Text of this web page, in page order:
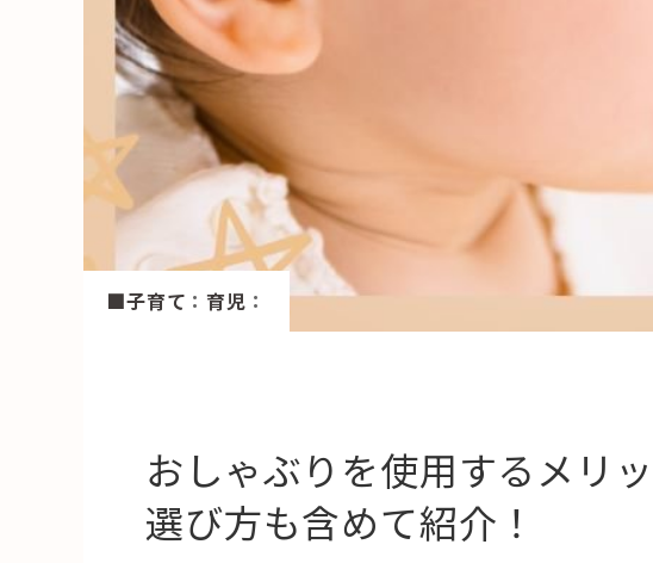
HAREL
「モノ」
fleXe リノベ事例
「ひと」
■子育て ：育児 ：
おしゃぶりを使用するメリ
選び方も含めて紹介！